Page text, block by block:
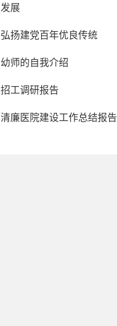
发展
弘扬建党百年优良传统
幼师的自我介绍
招工调研报告
清廉医院建设工作总结报告